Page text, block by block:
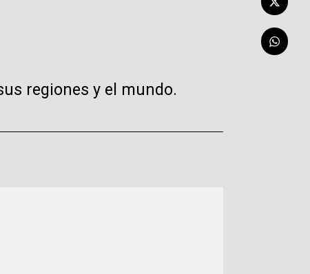
regiones y el mundo.